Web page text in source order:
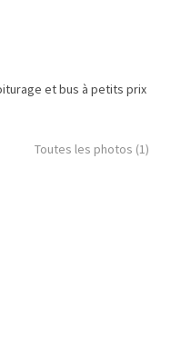
et bus à petits prix
Toutes les photos (1)